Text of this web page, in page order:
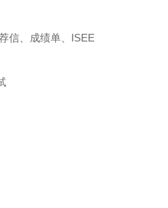
信、成绩单、ISEE